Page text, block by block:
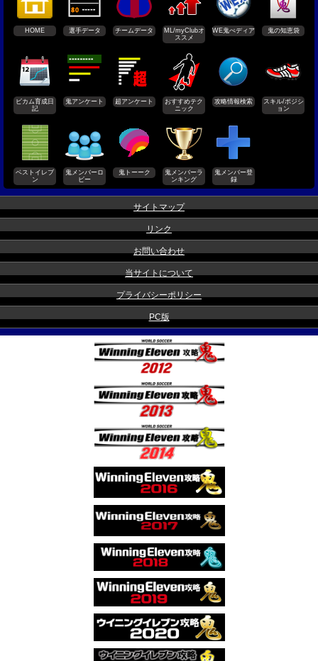
HOME 選手データ チームデータ
ML/myClubオ
ススメ
WE鬼ぺディア 鬼の知恵袋
ビカム育成日
記
鬼アンケート 超アンケート
おすすめテク
ニック
攻略情報検索
スキル/ポジシ
ョン
ベストイレブ
ン
鬼メンバーロ
ビー
鬼トーーク
鬼メンバーラ
ンキング
鬼メンバー登
録
サイトマップ
リンク
お問い合わせ
当サイトについて
プライバシーポリシー
PC版